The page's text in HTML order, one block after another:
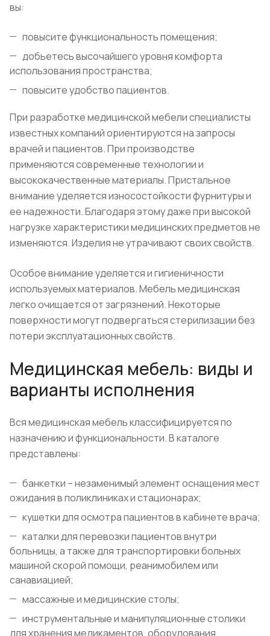
вы:
повысите функциональность помещения;
добьетесь высочайшего уровня комфорта
использования пространства;
повысите удобство пациентов.
При разработке медицинской мебели специалисты
известных компаний ориентируются на запросы
врачей и пациентов. При производстве
применяются современные технологии и
высококачественные материалы. Пристальное
внимание уделяется износостойкости фурнитуры и
ее надежности. Благодаря этому даже при высокой
нагрузке характеристики медицинских предметов не
изменяются. Изделия не утрачивают своих свойств.
Особое внимание уделяется и гигиеничности
используемых материалов. Мебель медицинская
легко очищается от загрязнений. Некоторые
поверхности могут подвергаться стерилизации без
потери эксплуатационных свойств.
Медицинская мебель: виды и
варианты исполнения
Вся медицинская мебель классифицируется по
назначению и функциональности. В каталоге
представлены:
банкетки – незаменимый элемент оснащения мест
ожидания в поликлиниках и стационарах;
кушетки для осмотра пациентов в кабинете врача;
каталки для перевозки пациентов внутри
больницы, а также для транспортировки больных
машиной скорой помощи, реанимобилем или
санавиацией;
массажные и медицинские столы;
инструментальные и манипуляционные столики
для хранения медикаментов, оборудования,